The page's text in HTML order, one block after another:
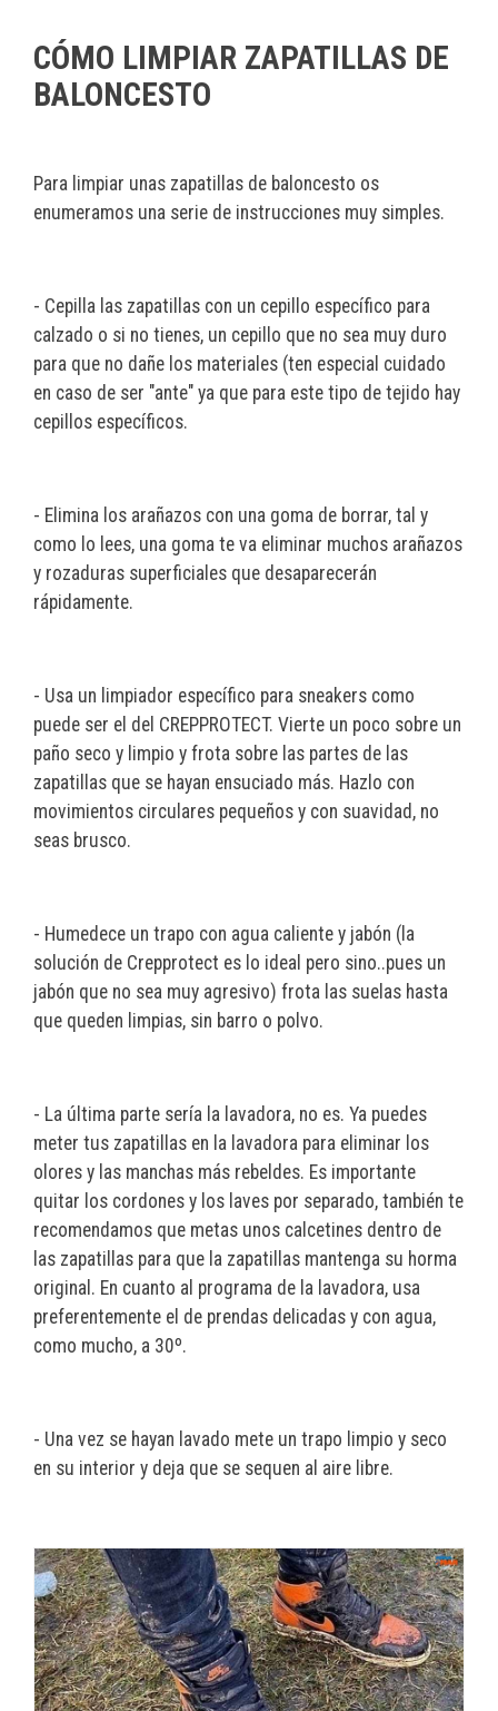
CÓMO LIMPIAR ZAPATILLAS DE
BALONCESTO
Para limpiar unas zapatillas de baloncesto os
enumeramos una serie de instrucciones muy simples.
- Cepilla las zapatillas con un cepillo específico para
calzado o si no tienes, un cepillo que no sea muy duro
para que no dañe los materiales (ten especial cuidado
en caso de ser "ante" ya que para este tipo de tejido hay
cepillos específicos.
- Elimina los arañazos con una goma de borrar, tal y
como lo lees, una goma te va eliminar muchos arañazos
y rozaduras superficiales que desaparecerán
rápidamente.
- Usa un limpiador específico para sneakers como
puede ser el del CREPPROTECT. Vierte un poco sobre un
paño seco y limpio y frota sobre las partes de las
zapatillas que se hayan ensuciado más. Hazlo con
movimientos circulares pequeños y con suavidad, no
seas brusco.
- Humedece un trapo con agua caliente y jabón (la
solución de Crepprotect es lo ideal pero sino..pues un
jabón que no sea muy agresivo) frota las suelas hasta
que queden limpias, sin barro o polvo.
- La última parte sería la lavadora, no es. Ya puedes
meter tus zapatillas en la lavadora para eliminar los
olores y las manchas más rebeldes. Es importante
quitar los cordones y los laves por separado, también te
recomendamos que metas unos calcetines dentro de
las zapatillas para que la zapatillas mantenga su horma
original. En cuanto al programa de la lavadora, usa
preferentemente el de prendas delicadas y con agua,
como mucho, a 30º.
- Una vez se hayan lavado mete un trapo limpio y seco
en su interior y deja que se sequen al aire libre.